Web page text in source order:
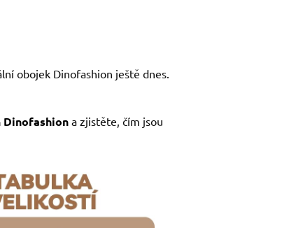
obojek Dinofashion ještě dnes.
Dinofashion a zjistěte, čím jsou